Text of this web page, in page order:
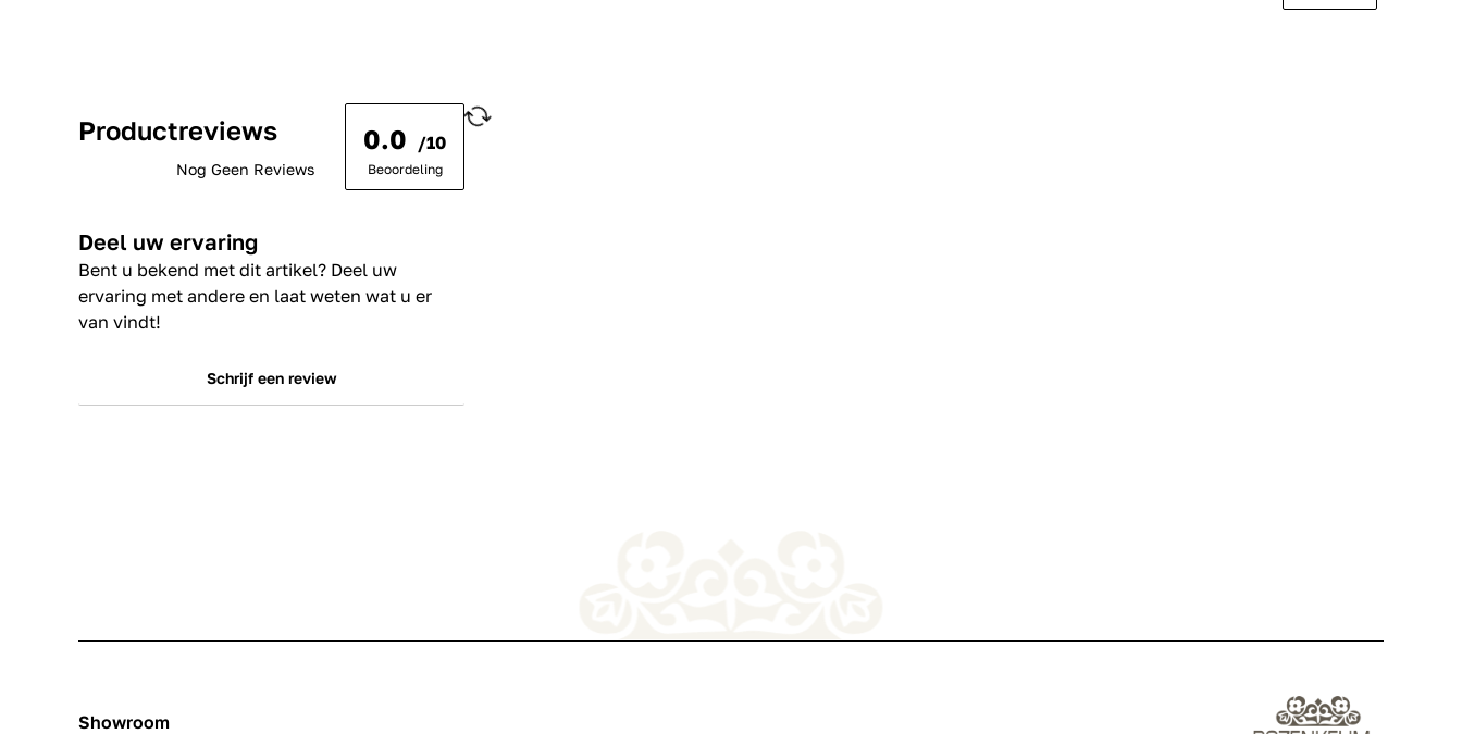
Productreviews
Nog Geen Reviews
0.0 /10
Beoordeling
Deel uw ervaring
Bent u bekend met dit artikel? Deel uw
ervaring met andere en laat weten wat u er
van vindt!
Schrijf een review
Showroom